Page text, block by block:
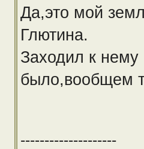
Да,это мой
Глютина.
Заходил к нему
было,вообщем
--------------------